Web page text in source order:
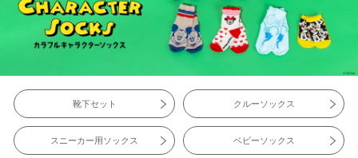
靴下セット クルーソックス
スニーカー用ソックス ベビーソックス